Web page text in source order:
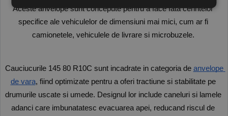
Aceste anvelope sunt concepute pentru a face fata cerintelor
specifice ale vehiculelor de dimensiuni mai mici, cum ar fi
camionetele, vehiculele de livrare si microbuzele.
Cauciucurile 145 80 R10C sunt incadrate in categoria de anvelope
de vara, fiind optimizate pentru a oferi tractiune si stabilitate pe
drumurile uscate si umede. Designul lor include caneluri si lamele
adanci care imbunatatesc evacuarea apei, reducand riscul de